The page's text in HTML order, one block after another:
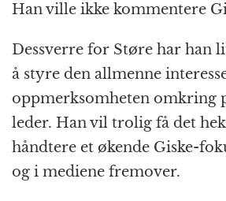
Han ville ikke kommentere
Dessverre for Støre har han
å styre den allmenne
oppmerksomheten omkring
leder. Han vil trolig få det
håndtere et økende Giske-
og i mediene fremover.